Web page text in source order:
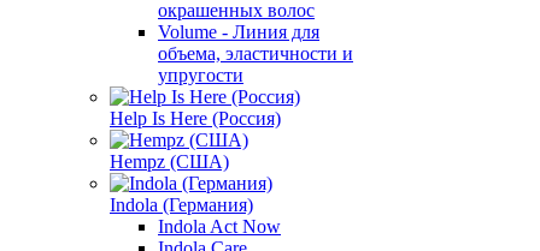
окрашенных волос
Volume - Линия для
объема, эластичности и
упругости
Help Is Here (Россия)
Hempz (США)
Indola (Германия)
Indola Act Now